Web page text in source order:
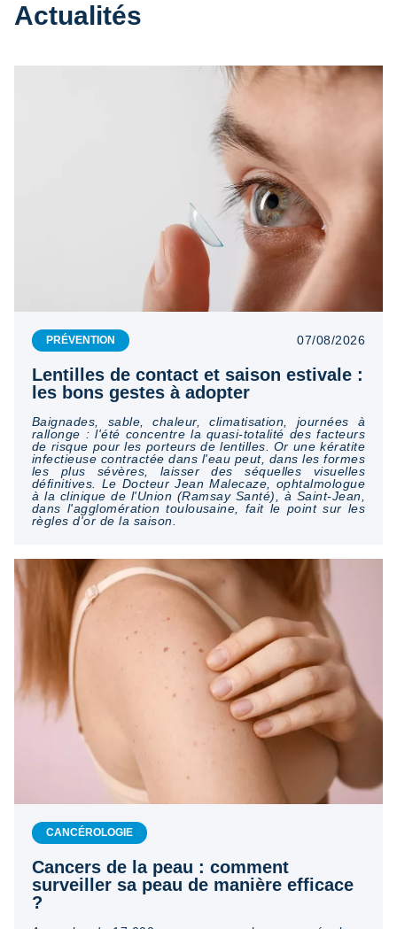
Actualités
PRÉVENTION 07/08/2026
Lentilles de contact et saison estivale :
les bons gestes à adopter
Baignades, sable, chaleur, climatisation, journées à
rallonge : l'été concentre la quasi-totalité des facteurs
de risque pour les porteurs de lentilles. Or une kératite
infectieuse contractée dans l'eau peut, dans les formes
les plus sévères, laisser des séquelles visuelles
définitives. Le Docteur Jean Malecaze, ophtalmologue
à la clinique de l'Union (Ramsay Santé), à Saint-Jean,
dans l'agglomération toulousaine, fait le point sur les
règles d'or de la saison.
CANCÉROLOGIE
Cancers de la peau : comment
surveiller sa peau de manière efficace
?